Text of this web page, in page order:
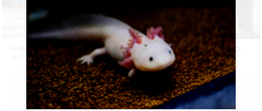
Protestas en centro educativo La Merced de Jerez tras la agresión a
una manifestante en Valencia
MARÍA
CRISOL